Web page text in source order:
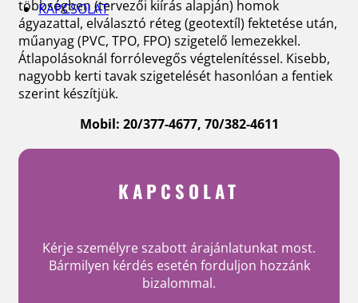
KAPCSOLAT
többségben (tervezői kiírás alapján) homok
ágyazattal, elválasztó réteg (geotextíl) fektetése után,
műanyag (PVC, TPO, FPO) szigetelő lemezekkel.
Átlapolásoknál forrólevegős végtelenítéssel. Kisebb,
nagyobb kerti tavak szigetelését hasonlóan a fentiek
szerint készítjük.
Mobil: 20/377-4677, 70/382-4611
KAPCSOLAT
Kérje személyre szabott árajánlatunkat most.
Bármilyen kérdés esetén forduljon hozzánk
bizalommal.